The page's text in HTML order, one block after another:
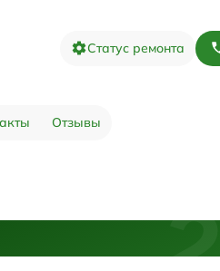
Статус ремонта
Отзывы